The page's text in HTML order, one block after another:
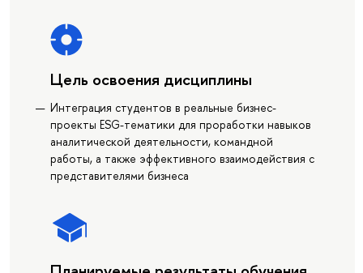
Цель освоения дисциплины
Интеграция студентов в реальные бизнес-
проекты ESG-тематики для проработки навыков
аналитической деятельности, командной
работы, а также эффективного взаимодействия с
представителями бизнеса